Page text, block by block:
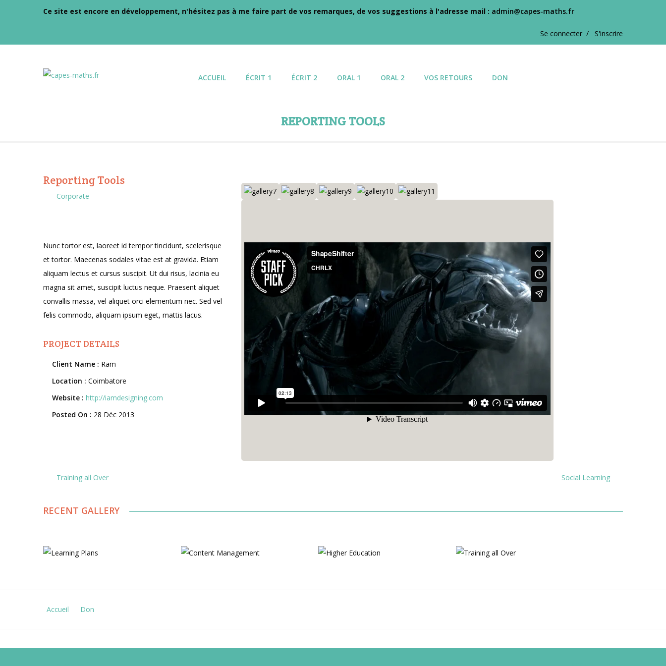
Ce site est encore en développement, n'hésitez pas à me faire part de vos remarques, de vos suggestions à l'adresse mail : admin@capes-maths.fr
Se connecter / S'inscrire
ACCUEIL ÉCRIT 1 ÉCRIT 2 ORAL 1 ORAL 2 VOS RETOURS DON
REPORTING TOOLS
Reporting Tools
Corporate
Nunc tortor est, laoreet id tempor tincidunt, scelerisque
et tortor. Maecenas sodales vitae est at gravida. Etiam
aliquam lectus et cursus suscipit. Ut dui risus, lacinia eu
magna sit amet, suscipit luctus neque. Praesent aliquet
convallis massa, vel aliquet orci elementum nec. Sed vel
felis commodo, aliquam ipsum eget, mattis lacus.
PROJECT DETAILS
Client Name : Ram
Location : Coimbatore
Website : http://iamdesigning.com
Posted On : 28 Déc 2013
Training all Over Social Learning
RECENT GALLERY
Accueil Don